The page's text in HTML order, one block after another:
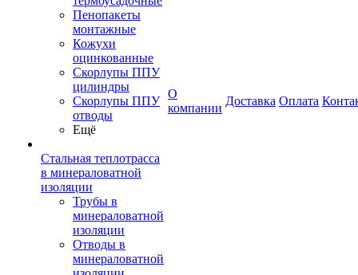
Пенопакеты
монтажные
Кожухи
оцинкованные
Скорлупы ППУ
цилиндры
Скорлупы ППУ
отводы
Ещё
Стальная теплотрасса
в минераловатной
изоляции
Трубы в
минераловатной
изоляции
Отводы в
минераловатной
О
компании
Доставка Оплата